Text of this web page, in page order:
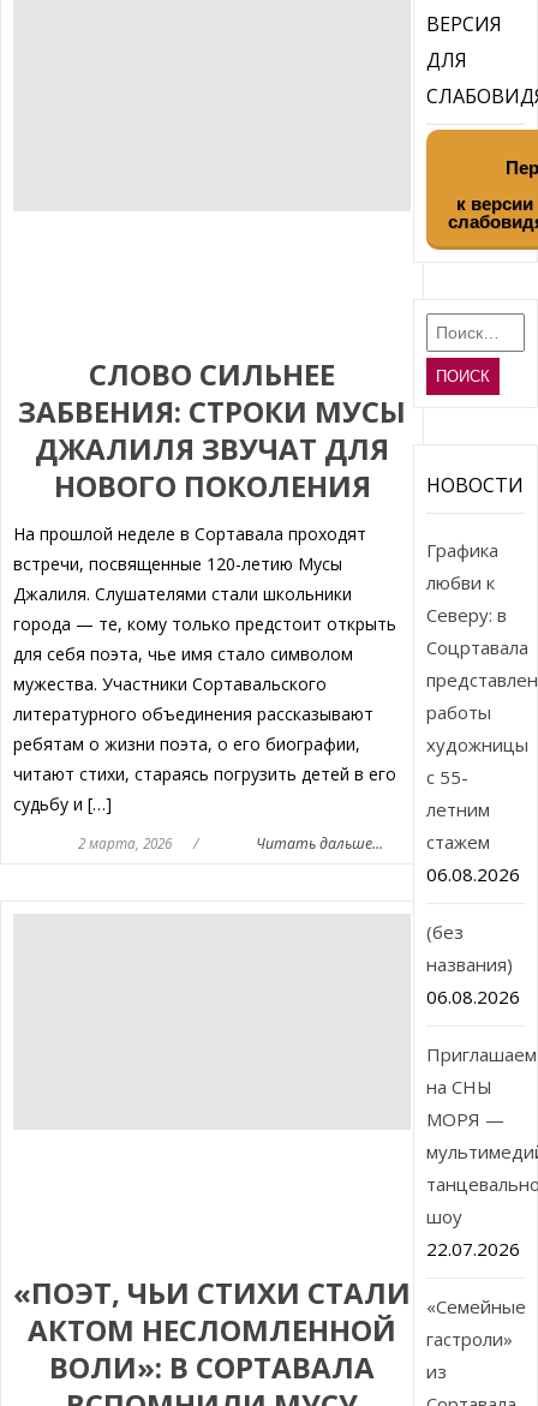
СЛОВО СИЛЬНЕЕ
ЗАБВЕНИЯ: СТРОКИ МУСЫ
ДЖАЛИЛЯ ЗВУЧАТ ДЛЯ
НОВОГО ПОКОЛЕНИЯ
На прошлой неделе в Сортавала проходят
встречи, посвященные 120-летию Мусы
Джалиля. Слушателями стали школьники
города — те, кому только предстоит открыть
для себя поэта, чье имя стало символом
мужества. Участники Сортавальского
литературного объединения рассказывают
ребятам о жизни поэта, о его биографии,
читают стихи, стараясь погрузить детей в его
судьбу и […]
2 марта, 2026 / Читать дальше...
«ПОЭТ, ЧЬИ СТИХИ СТАЛИ
АКТОМ НЕСЛОМЛЕННОЙ
ВОЛИ»: В СОРТАВАЛА
ВЕРСИЯ
ДЛЯ
к
Найти:
НОВОСТИ
Графика
любви к
Северу: в
Соцртавала
работы
художницы
с 55-
летним
стажем
06.08.2026
(без
названия)
06.08.2026
Приглашаем
на СНЫ
МОРЯ —
шоу
22.07.2026
«Семейные
гастроли»
из